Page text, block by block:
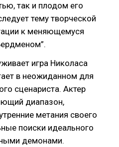
так и плодом его
тему творческой
к меняющемуся
игра Николаса
в неожиданном для
сценариста. Актер
диапазон,
метания своего
поиски идеального
демонами.